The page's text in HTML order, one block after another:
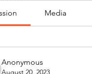
Media
Anonymous
August 20, 2023